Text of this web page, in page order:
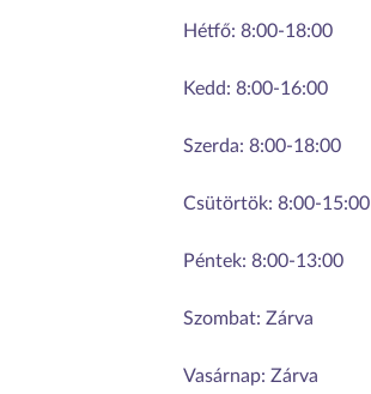
Hétfő: 8:00-18:00
Kedd: 8:00-16:00
Szerda: 8:00-18:00
Csütörtök: 8:00-15:00
Péntek: 8:00-13:00
Szombat: Zárva
Vasárnap: Zárva